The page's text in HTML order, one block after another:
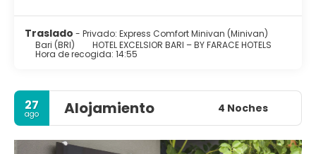
Traslado - Privado: Express Comfort Minivan (Minivan)
Bari (BRI)
HOTEL EXCELSIOR BARI – BY FARACE HOTELS
Hora de recogida: 14:55
27
ago Alojamiento 4 Noches